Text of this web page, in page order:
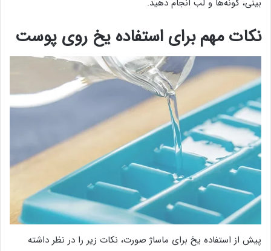
نکات مهم برای استفاده یخ روی پوست
پیش از استفاده یخ برای ماساژ صورت، نکات زیر را در نظر داشته